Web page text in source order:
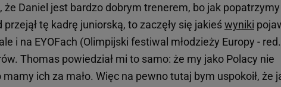
że Daniel jest bardzo dobrym trenerem, bo jak
tę kadrę juniorską, to zaczęły się jakieśwyniki
i na EYOFach (Olimpijski festiwal młodzieży Europy -
Thomas powiedział mi to samo: że my jako Polacy nie
ich za mało. Więc na pewno tutaj bym uspokoił, że